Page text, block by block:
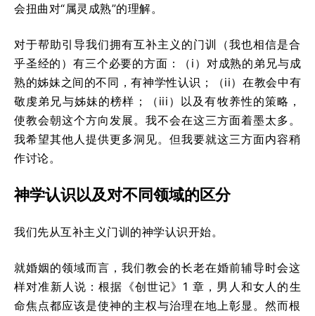
会扭曲对“属灵成熟”的理解。
对于帮助引导我们拥有互补主义的门训（我也相信是合
乎圣经的）有三个必要的方面：（i）对成熟的弟兄与成
熟的姊妹之间的不同，有神学性认识；（ii）在教会中有
敬虔弟兄与姊妹的榜样；（iii）以及有牧养性的策略，
使教会朝这个方向发展。我不会在这三方面着墨太多。
我希望其他人提供更多洞见。但我要就这三方面内容稍
作讨论。
神学认识以及对不同领域的区分
我们先从互补主义门训的神学认识开始。
就婚姻的领域而言，我们教会的长老在婚前辅导时会这
样对准新人说：根据《创世记》1 章，男人和女人的生
命焦点都应该是使神的主权与治理在地上彰显。然而根